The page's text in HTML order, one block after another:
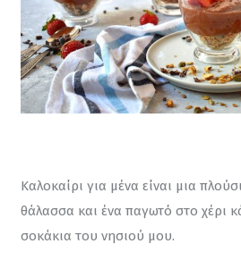
Καλοκαίρι για μένα είναι μια
θάλασσα και ένα παγωτό στο χέρι
σοκάκια του νησιού μου.